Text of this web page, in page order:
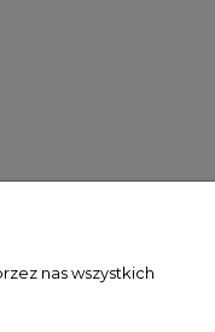
nas wszystkich